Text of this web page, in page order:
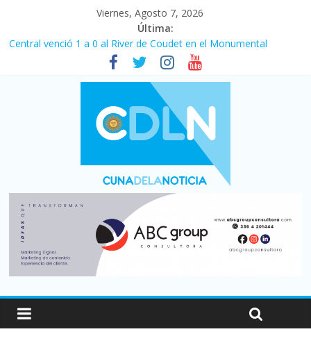
Viernes, Agosto 7, 2026
Última:
Central venció 1 a 0 al River de Coudet en el Monumental
La morosidad alcanzó su nivel más alto en dos décadas y ya
afecta a 400 mil deudores en Santa Fe
Desde que asumió Milei cerraron 41.000 kioscos: el sector
denuncia crisis como en 2001
Vacaciones de invierno con más movimiento y consumo
turístico: 4,6 millones de personas viajaron por el país, un 5,9%
Fuerte caída de la venta de autos usados en julio: bajó un 12,6%